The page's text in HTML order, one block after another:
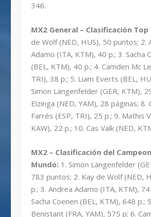
346.
MX2 General – Clasificación Top
de Wolf (NED, HUS), 50 puntos; 2.
Adamo (ITA, KTM), 40 p.; 3. Sacha
(BEL, KTM), 40 p.; 4. Camden Mc
TRI), 38 p.; 5. Liam Everts (BEL,
Simon Längenfelder (GER, KTM),
Elzinga (NED, YAM), 28 páginas; 8.
Farrés (ESP, TRI), 25 p.; 9. Mathis
KAW), 22 p.; 10. Cas Valk (NED,
MX2 – Clasificación del
Mundo: 1. Simon Längenfelder
783 puntos; 2. Kay de Wolf (NED,
p.; 3. Andrea Adamo (ITA, KTM),
Sacha Coenen (BEL, KTM), 648 p.;
Benistant (FRA, YAM), 575 p; 6.